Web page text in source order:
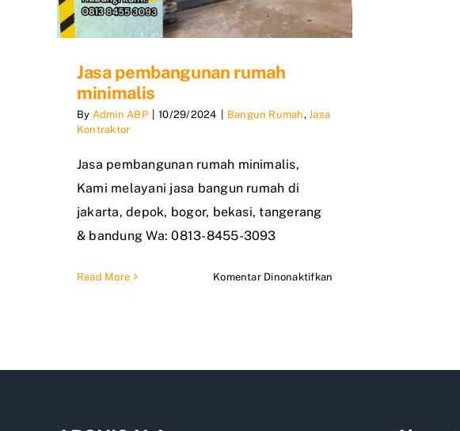
Jasa pembangunan rumah
minimalis
By Admin ABP 10/29/2024 Bangun Rumah, Jasa
Kontraktor
Jasa pembangunan rumah minimalis,
Kami melayani jasa bangun rumah di
jakarta, depok, bogor, bekasi, tangerang
& bandung Wa: 0813-8455-3093
Read More Komentar Dinonaktifkan